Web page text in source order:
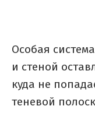
Особая
и стеной
куда не
теневой